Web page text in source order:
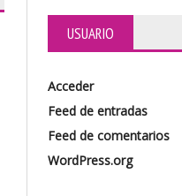
USUARIO
Acceder
Feed de entradas
Feed de comentarios
WordPress.org